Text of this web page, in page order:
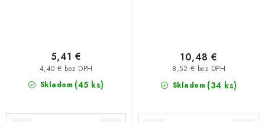
Skladom (45 ks)
4,40 € bez DPH
5,41 €
Skladom (34 ks)
8,52 € bez DPH
10,48 €